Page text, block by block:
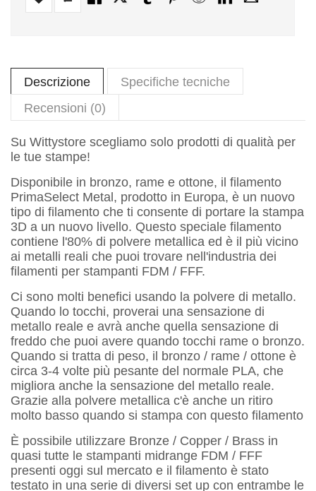
Descrizione
Specifiche tecniche
Recensioni (0)
Su Wittystore scegliamo solo prodotti di qualità per
le tue stampe!
Disponibile in bronzo, rame e ottone, il filamento
PrimaSelect Metal, prodotto in Europa, è un nuovo
tipo di filamento che ti consente di portare la stampa
3D a un nuovo livello. Questo speciale filamento
contiene l'80% di polvere metallica ed è il più vicino
ai metalli reali che puoi trovare nell'industria dei
filamenti per stampanti FDM / FFF.
Ci sono molti benefici usando la polvere di metallo.
Quando lo tocchi, proverai una sensazione di
metallo reale e avrà anche quella sensazione di
freddo che puoi avere quando tocchi rame o bronzo.
Quando si tratta di peso, il bronzo / rame / ottone è
circa 3-4 volte più pesante del normale PLA, che
migliora anche la sensazione del metallo reale.
Grazie alla polvere metallica c'è anche un ritiro
molto basso quando si stampa con questo filamento
È possibile utilizzare Bronze / Copper / Brass in
quasi tutte le stampanti midrange FDM / FFF
presenti oggi sul mercato e il filamento è stato
testato in una serie di diversi set up con entrambe le